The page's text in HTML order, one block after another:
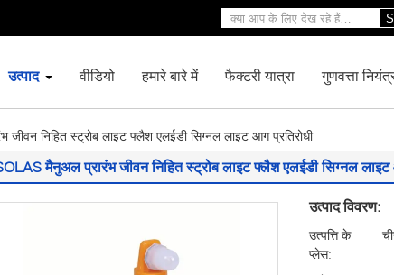
उत्पाद वीडियो हमारे बारे में फैक्टरी यात्रा गुणवत्ता
निहित स्ट्रोब लाइट फ्लैश एलईडी सिग्नल लाइट आग प्रतिरोधी
मैनुअल प्रारंभ जीवन निहित स्ट्रोब लाइट फ्लैश एलईडी सिग्नल लाइट
उत्पाद विवरण:
उत्पत्ति के
प्लेस: